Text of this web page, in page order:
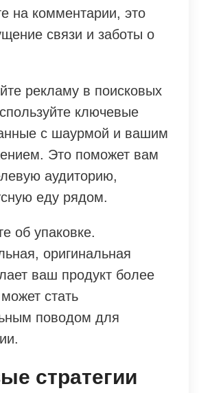
на комментарии, это
связи и заботы о
рекламу в поисковых
ключевые
с шаурмой и вашим
Это поможет вам
аудиторию,
еду рядом.
об упаковке.
оригинальная
ваш продукт более
стать
поводом для
стратегии